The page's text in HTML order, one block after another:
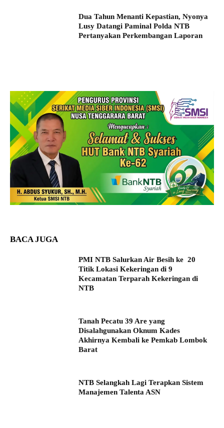
Dua Tahun Menanti Kepastian, Nyonya
Lusy Datangi Paminal Polda NTB
Pertanyakan Perkembangan Laporan
BACA JUGA
PMI NTB Salurkan Air Besih ke 20
Titik Lokasi Kekeringan di 9
Kecamatan Terparah Kekeringan di
NTB
Tanah Pecatu 39 Are yang
Disalahgunakan Oknum Kades
Akhirnya Kembali ke Pemkab Lombok
Barat
NTB Selangkah Lagi Terapkan Sistem
Manajemen Talenta ASN